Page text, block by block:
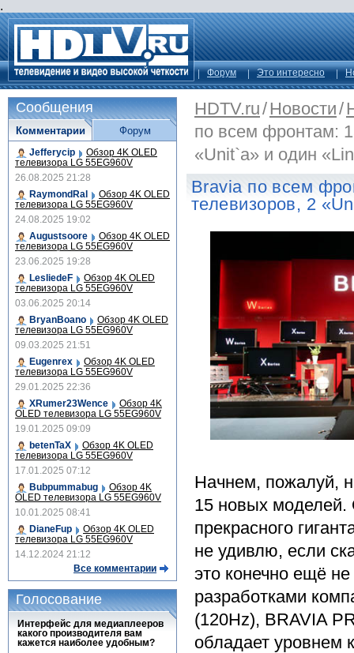
.
Форум Это интересно
HDTV.ru/Новости/
по всем фронтам:
«Unit`а» и один
Bravia по всем
телевизоров, 2
Начнем, пожалуй,
15 новых моделей.
прекрасного
не удивлю, если
это конечно ещё
разработками
(120Hz), BRAVIA
обладает уровнем
Сообщения
Комментарии
Jefferycip Обзор 4K OLED
телевизора LG 55EG960V
26.08.2025 21:28
RaymondRal
Обзор 4K OLED
телевизора LG 55EG960V
24.08.2025 19:02
Augustsoore
Обзор 4K OLED
телевизора LG 55EG960V
23.06.2025 19:28
LesliedeF
Обзор 4K OLED
телевизора LG 55EG960V
03.06.2025 20:14
BryanBoano
Обзор 4K OLED
телевизора LG 55EG960V
09.03.2025 21:51
Eugenrex
Обзор 4K OLED
телевизора LG 55EG960V
29.01.2025 22:36
XRumer23Wence
Обзор 4K
OLED телевизора LG 55EG960V
19.01.2025 09:09
betenTaX
Обзор 4K OLED
телевизора LG 55EG960V
17.01.2025 07:12
Bubpummabug
Обзор 4K
OLED телевизора LG 55EG960V
10.01.2025 08:41
DianeFup
Обзор 4K OLED
телевизора LG 55EG960V
14.12.2024 21:12
Все комментарии
Форум
Голосование
Интерфейс для медиаплееров
какого производителя вам
кажется наиболее удобным?